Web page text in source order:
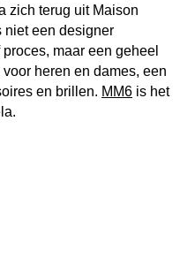
zich terug uit Maison
niet een designer
maar een geheel
heren en dames, een
en brillen. MM6 is het